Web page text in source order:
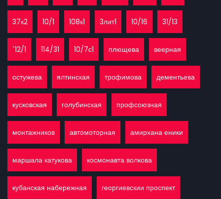
37к2 10/1 108к1 3лит1 10/16 31/13
`12/1 114/31 10/7с1 плющева веерная
остужева ялтинская трофимова дементьева
кусковская голубинская профсоюзная
монтажников автомоторная амирхана еники
маршала катукова космонавта волкова
кубанская набережная георгиевскии проспект